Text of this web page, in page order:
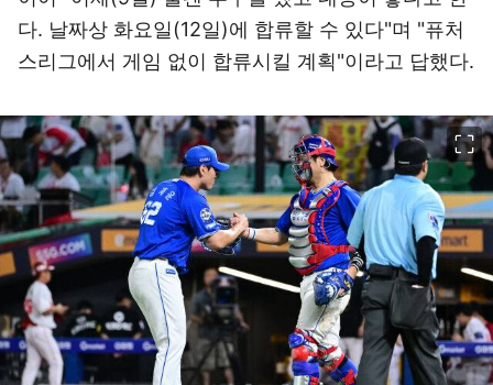
다. 날짜상 화요일(12일)에 합류할 수 있다"며 "퓨처
스리그에서 게임 없이 합류시킬 계획"이라고 답했다.